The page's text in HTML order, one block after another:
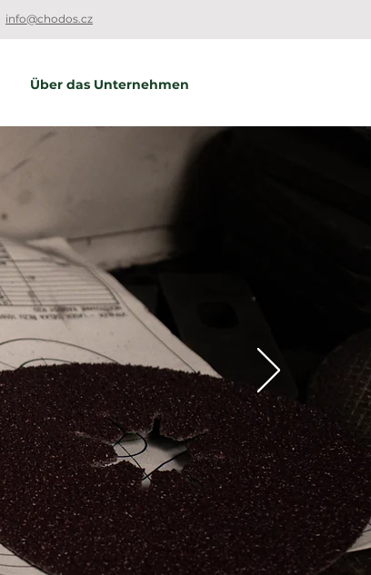
info@chodos.cz
Über das Unternehmen